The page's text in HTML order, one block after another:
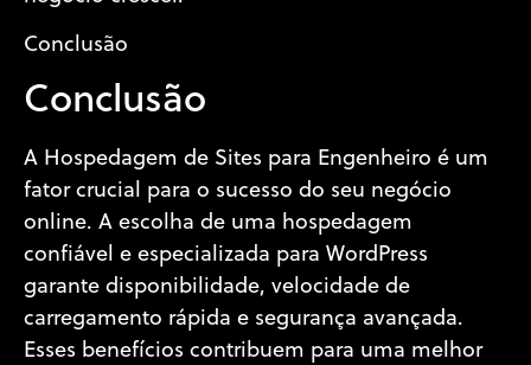
Conclusão
Conclusão
A Hospedagem de Sites para Engenheiro é um
fator crucial para o sucesso do seu negócio
online. A escolha de uma hospedagem
confiável e especializada para WordPress
garante disponibilidade, velocidade de
carregamento rápida e segurança avançada.
Esses benefícios contribuem para uma melhor